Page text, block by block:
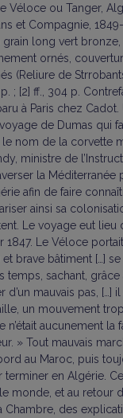
Véloce ou Tanger,
et Compagnie,
grain long vert
ornés,
(Reliure de
; [2] ff., 304 p.
à Paris chez
de Dumas qui
le nom de la corvette
ministre de
la Méditerranée
afin de faire
ainsi sa
Le voyage eut lieu
1847. Le Véloce
et brave bâtiment […]
temps, sachant, grâce
d’un mauvais pas, […]
un mouvement
aucunement la
» Tout mauvais
au Maroc, puis
terminer en Algérie.
monde, et au retour
Chambre, des